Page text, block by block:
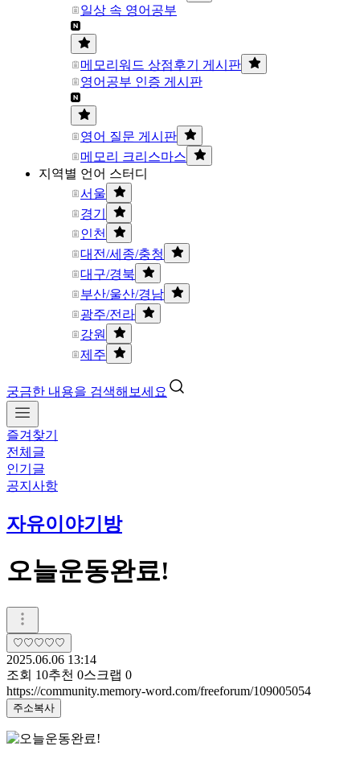
일상 속 영어공부
메모리워드 상점후기 게시판
영어공부 인증 게시판
영어 질문 게시판
메모리 크리스마스
지역별 언어 스터디
서울
경기
인천
대전/세종/충청
대구/경북
부산/울산/경남
광주/전라
강원
제주
궁금한 내용을 검색해보세요
즐겨찾기
전체글
인기글
공지사항
자유이야기방
오늘운동완료!
♡♡♡♡♡
2025.06.06 13:14
조회 10추천 0스크랩 0
https://community.memory-word.com/freeforum/109005054
주소복사